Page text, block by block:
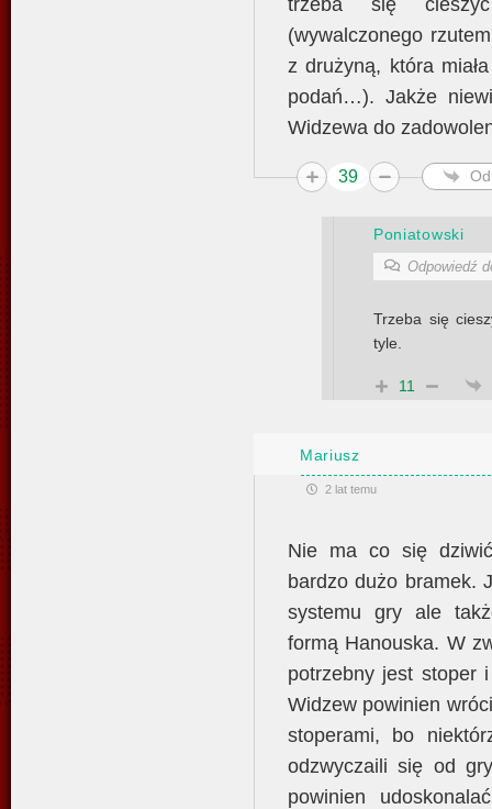
(wywalczonego
z drużyną, która
podań…). Jakże
Widzewa do
39
Poniatowski
Odpowiedź
Trzeba się
tyle.
11
Mariusz
2 lat temu
Nie ma co się
bardzo dużo bramek.
systemu gry ale
formą Hanouska. W
potrzebny jest stoper
Widzew powinien
stoperami, bo
odzwyczaili się od
powinien